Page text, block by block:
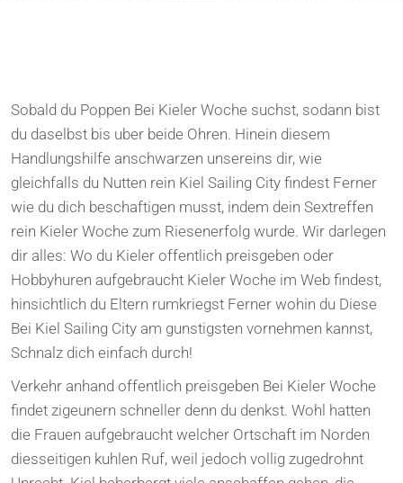
Sobald du Poppen Bei Kieler Woche suchst, sodann bist
du daselbst bis uber beide Ohren. Hinein diesem
Handlungshilfe anschwarzen unsereins dir, wie
gleichfalls du Nutten rein Kiel Sailing City findest Ferner
wie du dich beschaftigen musst, indem dein Sextreffen
rein Kieler Woche zum Riesenerfolg wurde. Wir darlegen
dir alles: Wo du Kieler offentlich preisgeben oder
Hobbyhuren aufgebraucht Kieler Woche im Web findest,
hinsichtlich du Eltern rumkriegst Ferner wohin du Diese
Bei Kiel Sailing City am gunstigsten vornehmen kannst,
Schnalz dich einfach durch!
Verkehr anhand offentlich preisgeben Bei Kieler Woche
findet zigeunern schneller denn du denkst. Wohl hatten
die Frauen aufgebraucht welcher Ortschaft im Norden
diesseitigen kuhlen Ruf, weil jedoch vollig zugedrohnt